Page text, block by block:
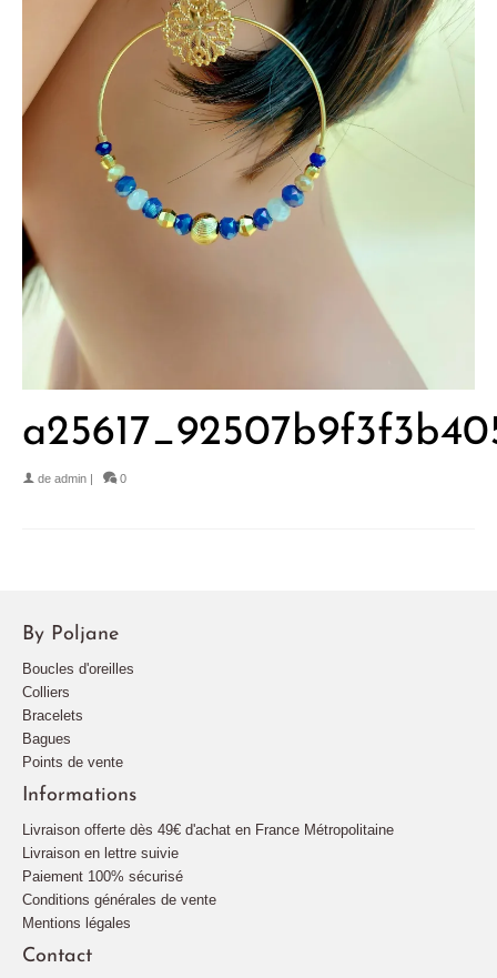
de admin | 0
By Poljane
Boucles d'oreilles
Colliers
Bracelets
Bagues
Points de vente
Informations
Livraison offerte dès 49€ d'achat en France Métropolitaine
Livraison en lettre suivie
Paiement 100% sécurisé
Conditions générales de vente
Mentions légales
Contact